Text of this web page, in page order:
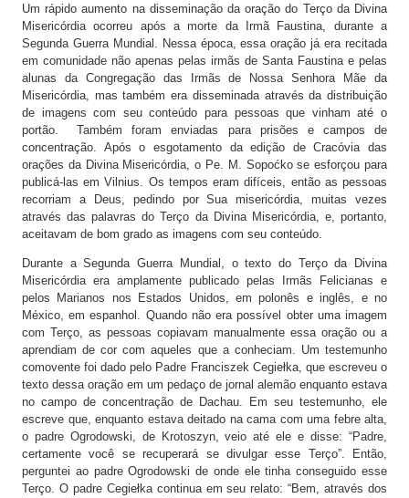
Um rápido aumento na disseminação da oração do Terço da Divina
Misericórdia ocorreu após a morte da Irmã Faustina, durante a
Segunda Guerra Mundial. Nessa época, essa oração já era recitada
em comunidade não apenas pelas irmãs de Santa Faustina e pelas
alunas da Congregação das Irmãs de Nossa Senhora Mãe da
Misericórdia, mas também era disseminada através da distribuição
de imagens com seu conteúdo para pessoas que vinham até o
portão. Também foram enviadas para prisões e campos de
concentração. Após o esgotamento da edição de Cracóvia das
orações da Divina Misericórdia, o Pe. M. Sopoćko se esforçou para
publicá-las em Vilnius. Os tempos eram difíceis, então as pessoas
recorriam a Deus, pedindo por Sua misericórdia, muitas vezes
através das palavras do Terço da Divina Misericórdia, e, portanto,
aceitavam de bom grado as imagens com seu conteúdo.
Durante a Segunda Guerra Mundial, o texto do Terço da Divina
Misericórdia era amplamente publicado pelas Irmãs Felicianas e
pelos Marianos nos Estados Unidos, em polonês e inglês, e no
México, em espanhol. Quando não era possível obter uma imagem
com Terço, as pessoas copiavam manualmente essa oração ou a
aprendiam de cor com aqueles que a conheciam. Um testemunho
comovente foi dado pelo Padre Franciszek Cegiełka, que escreveu o
texto dessa oração em um pedaço de jornal alemão enquanto estava
no campo de concentração de Dachau. Em seu testemunho, ele
escreve que, enquanto estava deitado na cama com uma febre alta,
o padre Ogrodowski, de Krotoszyn, veio até ele e disse: “Padre,
certamente você se recuperará se divulgar esse Terço”. Então,
perguntei ao padre Ogrodowski de onde ele tinha conseguido esse
Terço. O padre Cegiełka continua em seu relato: “Bem, através dos